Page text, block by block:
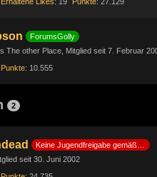
ForumsGolly
The other Place
Mitglied seit 7. Februar
Punkte 10.555
2
Keine Jugendfreigabe gemäß §14 JuSchG
seit 30. Juni 2002